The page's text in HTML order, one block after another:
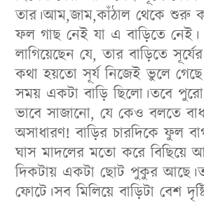
তার।আম,জাম,কাঁঠাল থেকে
ফল গাছ নেই যা এ বাড়িতে
লাগিয়েছেন যে, তার বাড়িতে
কথা হয়তো সূর্য নিজেই ভুলে
সময় একটা বাড়ি ছিলো।তবে
ভাবে সাজানো, যে কেও বলতে
অসাধারণ! বাড়ির চারদিকে ফুল
ঘাস মাদলের মতো করে বিছিয়ে
দিকটায় একটা ছোট পুকুর
ফোটে।সব মিলিয়ে বাড়িটা বেশ